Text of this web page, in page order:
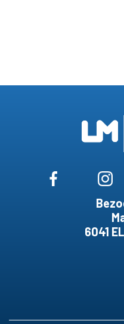
6041